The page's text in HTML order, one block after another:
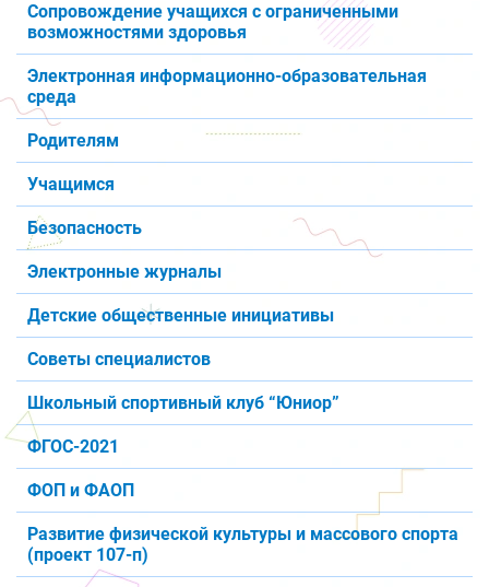
Сопровождение учащихся с ограниченными
возможностями здоровья
Электронная информационно-образовательная
среда
Родителям
Учащимся
Безопасность
Электронные журналы
Детские общественные инициативы
Советы специалистов
Школьный спортивный клуб “Юниор”
ФГОС-2021
ФОП и ФАОП
Развитие физической культуры и массового спорта
(проект 107-п)